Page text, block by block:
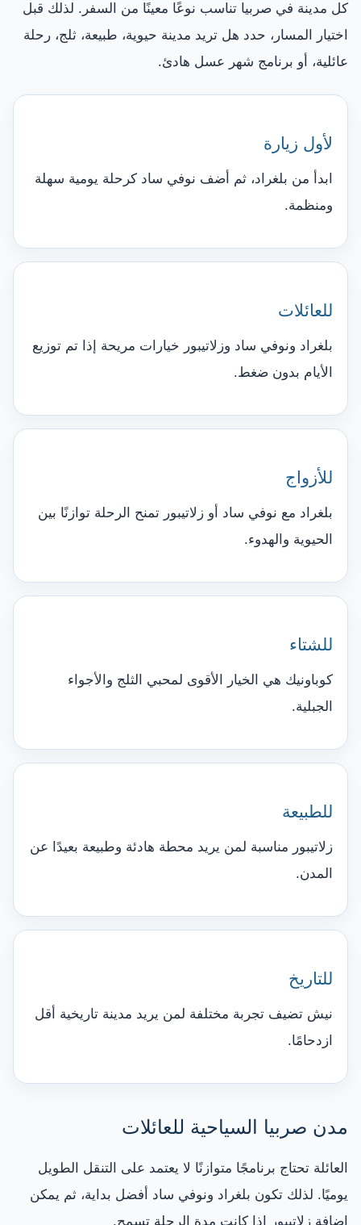
كل مدينة في صربيا تناسب نوعًا معينًا من السفر. لذلك قبل
اختيار المسار، حدد هل تريد مدينة حيوية، طبيعة، ثلج، رحلة
عائلية، أو برنامج شهر عسل هادئ.
لأول زيارة
ابدأ من بلغراد، ثم أضف نوفي ساد كرحلة يومية سهلة
ومنظمة.
للعائلات
بلغراد ونوفي ساد وزلاتيبور خيارات مريحة إذا تم توزيع
الأيام بدون ضغط.
للأزواج
بلغراد مع نوفي ساد أو زلاتيبور تمنح الرحلة توازنًا بين
الحيوية والهدوء.
للشتاء
كوباونيك هي الخيار الأقوى لمحبي الثلج والأجواء
الجبلية.
للطبيعة
زلاتيبور مناسبة لمن يريد محطة هادئة وطبيعة بعيدًا عن
المدن.
للتاريخ
نيش تضيف تجربة مختلفة لمن يريد مدينة تاريخية أقل
ازدحامًا.
مدن صربيا السياحية للعائلات
العائلة تحتاج برنامجًا متوازنًا لا يعتمد على التنقل الطويل
يوميًا. لذلك تكون بلغراد ونوفي ساد أفضل بداية، ثم يمكن
إضافة زلاتيبور إذا كانت مدة الرحلة تسمح.